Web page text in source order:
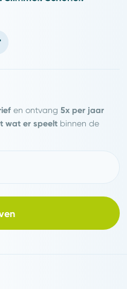
en ontvang 5x per jaar
wat er speelt binnen de